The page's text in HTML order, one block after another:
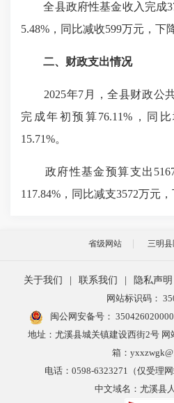
全县政府性基金收入完成
5.48%，同比减收599万元，下
二、 财政支出情况
2025年7月，全县财政公共
完成年初预算76.11%，同
15.71%。
政府性基金预算支出
117.84%，同比减支3572万元，
省级网站 三明县
关于我们 联系我们 隐私声明
网站标识码：
闽公网安备号：
地址：尤溪县城关镇建设西街2号
箱：
电话：0598-6323271（仅受理
中文域名：尤溪县